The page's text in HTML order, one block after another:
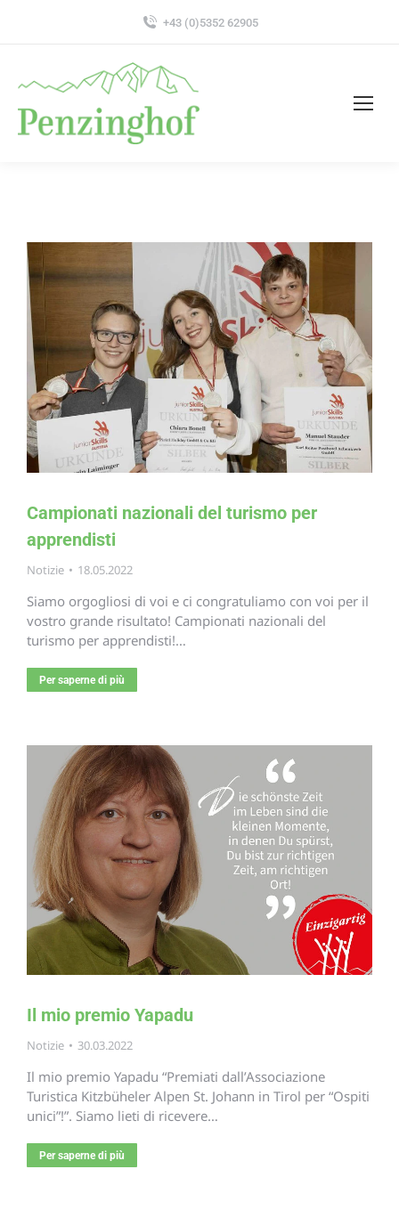
+43 (0)5352 62905
Campionati nazionali del turismo per
apprendisti
Notizie 18.05.2022
Siamo orgogliosi di voi e ci congratuliamo con voi per il
vostro grande risultato! Campionati nazionali del
turismo per apprendisti!…
Per saperne di più
Il mio premio Yapadu
Notizie 30.03.2022
Il mio premio Yapadu “Premiati dall’Associazione
Turistica Kitzbüheler Alpen St. Johann in Tirol per “Ospiti
unici”!”. Siamo lieti di ricevere…
Per saperne di più